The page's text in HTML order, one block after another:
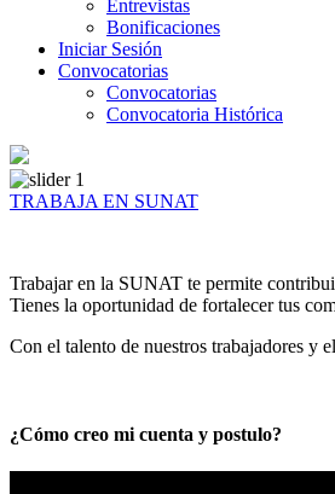
Entrevistas
Bonificaciones
Iniciar Sesión
Convocatorias
Convocatorias
Convocatoria Histórica
TRABAJA EN SUNAT
Trabajar en la SUNAT te permite
Tienes la oportunidad de fortalecer tus
Con el talento de nuestros trabajadores y
¿Cómo creo mi cuenta y postulo?